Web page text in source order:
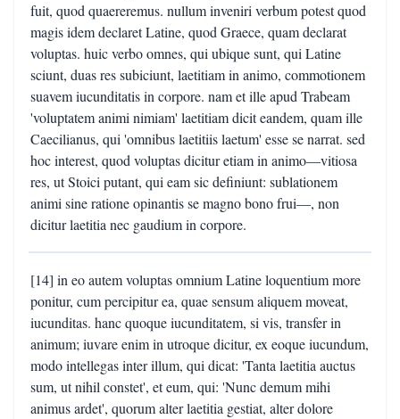
fuit, quod quaereremus. nullum inveniri verbum potest quod
magis idem declaret Latine, quod Graece, quam declarat
voluptas. huic verbo omnes, qui ubique sunt, qui Latine
sciunt, duas res subiciunt, laetitiam in animo, commotionem
suavem iucunditatis in corpore. nam et ille apud Trabeam
'voluptatem animi nimiam' laetitiam dicit eandem, quam ille
Caecilianus, qui 'omnibus laetitiis laetum' esse se narrat. sed
hoc interest, quod voluptas dicitur etiam in animo—vitiosa
res, ut Stoici putant, qui eam sic definiunt: sublationem
animi sine ratione opinantis se magno bono frui—, non
dicitur laetitia nec gaudium in corpore.
[14] in eo autem voluptas omnium Latine loquentium more
ponitur, cum percipitur ea, quae sensum aliquem moveat,
iucunditas. hanc quoque iucunditatem, si vis, transfer in
animum; iuvare enim in utroque dicitur, ex eoque iucundum,
modo intellegas inter illum, qui dicat: 'Tanta laetitia auctus
sum, ut nihil constet', et eum, qui: 'Nunc demum mihi
animus ardet', quorum alter laetitia gestiat, alter dolore